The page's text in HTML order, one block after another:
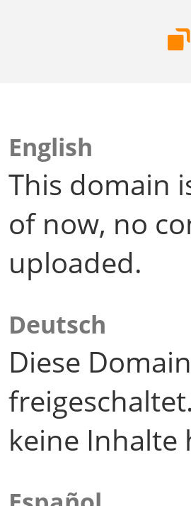
English
This domain
of now, no
uploaded.
Deutsch
Diese
keine Inhalte